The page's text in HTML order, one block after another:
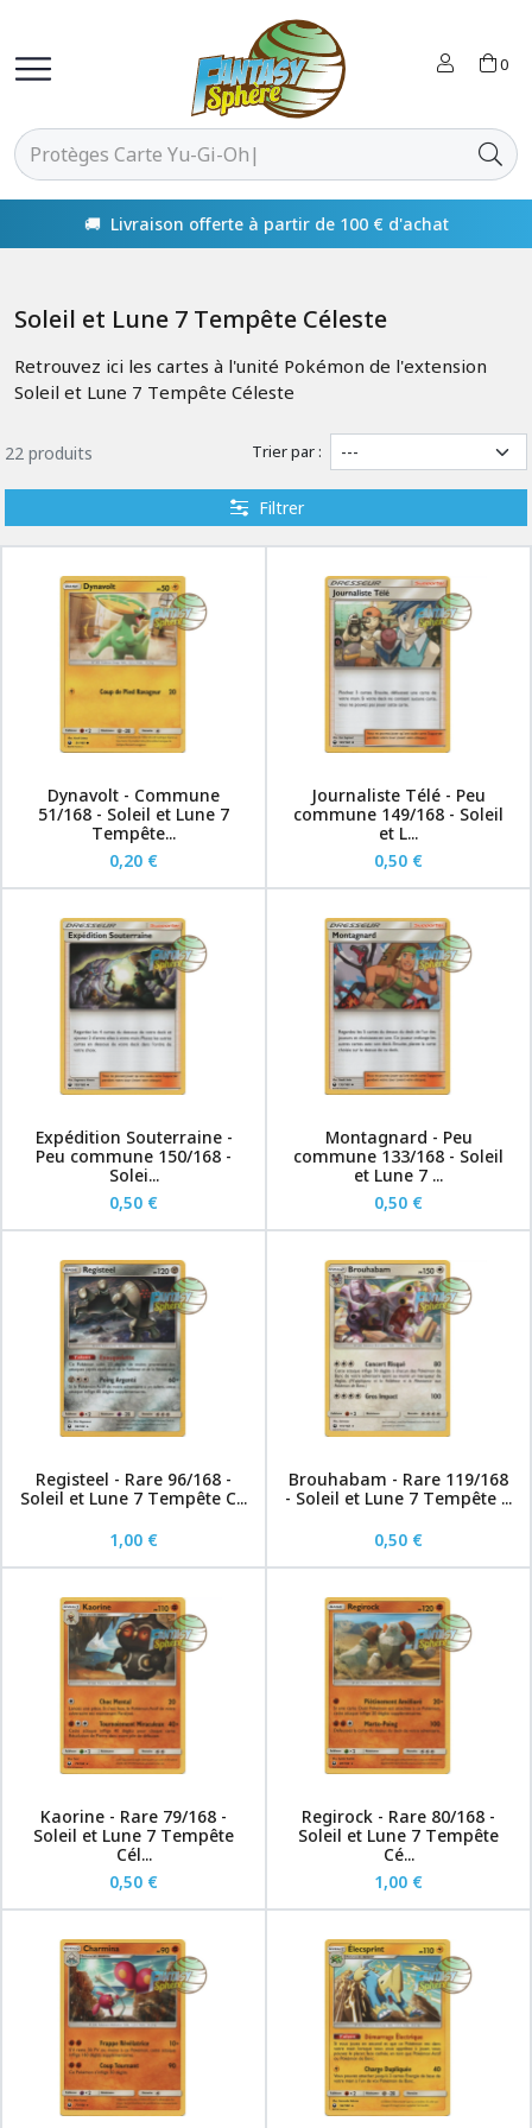
0
🚚 Livraison offerte à partir de 100 € d'achat
Soleil et Lune 7 Tempête Céleste
Retrouvez ici les cartes à l'unité Pokémon de l'extension
Soleil et Lune 7 Tempête Céleste
22 produits Trier par :
Filtrer
Dynavolt - Commune
51/168 - Soleil et Lune 7
Tempête...
0,20 €
Journaliste Télé - Peu
commune 149/168 - Soleil
et L...
0,50 €
Expédition Souterraine -
Peu commune 150/168 -
Solei...
0,50 €
Montagnard - Peu
commune 133/168 - Soleil
et Lune 7 ...
0,50 €
Registeel - Rare 96/168 -
Soleil et Lune 7 Tempête C...
1,00 €
Brouhabam - Rare 119/168
- Soleil et Lune 7 Tempête ...
0,50 €
Kaorine - Rare 79/168 -
Soleil et Lune 7 Tempête
Cél...
0,50 €
Regirock - Rare 80/168 -
Soleil et Lune 7 Tempête
Cé...
1,00 €